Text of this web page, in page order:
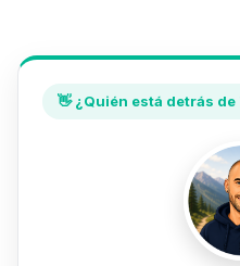
👋 ¿Quién está detrás